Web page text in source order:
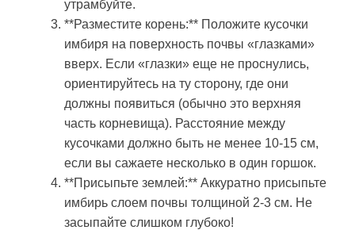
утрамбуйте.
**Разместите корень:** Положите кусочки
имбиря на поверхность почвы «глазками»
вверх. Если «глазки» еще не проснулись,
ориентируйтесь на ту сторону, где они
должны появиться (обычно это верхняя
часть корневища). Расстояние между
кусочками должно быть не менее 10-15 см,
если вы сажаете несколько в один горшок.
**Присыпьте землей:** Аккуратно присыпьте
имбирь слоем почвы толщиной 2-3 см. Не
засыпайте слишком глубоко!